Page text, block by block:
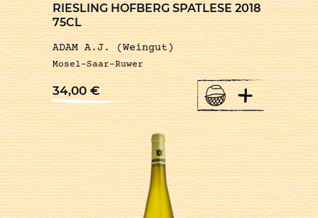
RIESLING HOFBERG SPATLESE 2018
75CL
ADAM A.J. (Weingut)
Mosel-Saar-Ruwer
34,00€ +